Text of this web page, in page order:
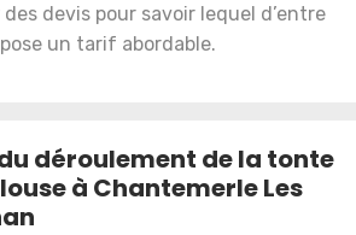
des devis pour savoir lequel d’entre
un tarif abordable.
déroulement de la tonte
à Chantemerle Les